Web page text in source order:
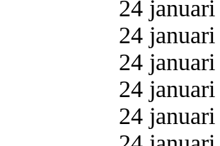
24
24
24
24
24